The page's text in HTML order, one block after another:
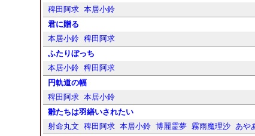
稗田阿求 本居小鈴
君に贈る
本居小鈴 稗田阿求
ふたりぼっち
本居小鈴 稗田阿求
円軌道の幅
稗田阿求 本居小鈴
雛たちは羽繕いされたい
射命丸文 稗田阿求 本居小鈴 博麗霊夢 霧雨魔理沙 あや